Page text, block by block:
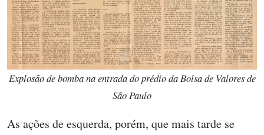
Explosão de bomba na entrada do prédio da Bolsa de Valores de
São Paulo
As ações de esquerda, porém, que mais tarde se